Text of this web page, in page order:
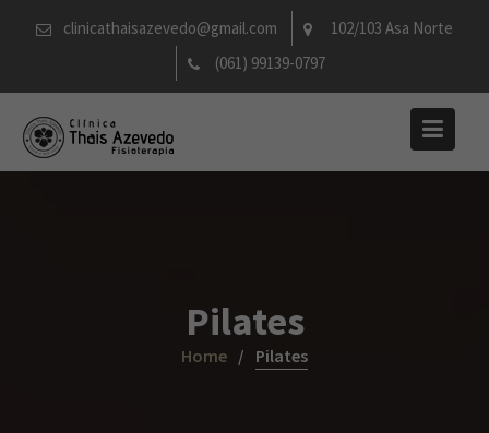
clinicathaisazevedo@gmail.com
102/103 Asa Norte
(061) 99139-0797
Pilates
Home Pilates